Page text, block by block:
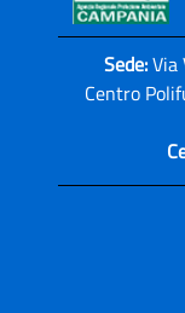
Sede:Via
Centro